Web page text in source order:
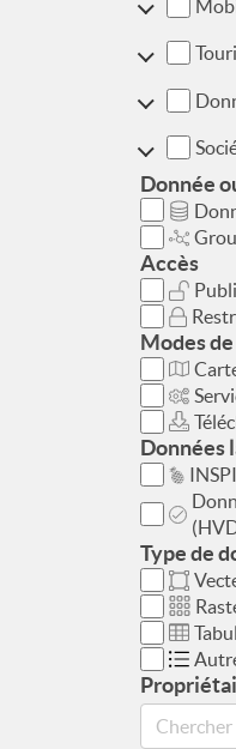
Donnée
Accès
Modes
Données
Type de